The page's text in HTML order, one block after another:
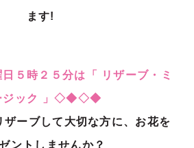
ます!
時２５分は「 リザーブ・ミ
ジック 」◇◆◇◆
ザーブして大切な方に、お花を
ントしませんか？